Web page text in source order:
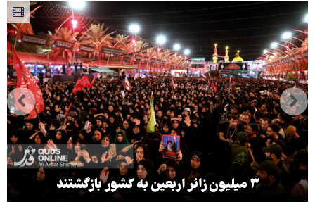
۳ میلیون زائر اربعین به کشور بازگشتند